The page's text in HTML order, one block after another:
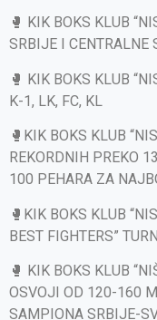
🥊 KIK BOKS KLUB
SRBIJE I CENTRALNE
🥊 KIK BOKS KLUB
K-1, LK, FC, KL
🥊KIK BOKS KLUB
REKORDNIH PREKO
100 PEHARA ZA
🥊KIK BOKS KLUB
BEST FIGHTERS”
🥊 KIK BOKS KLUB
OSVOJI OD 120-160
SAMPIONA SRBIJE-